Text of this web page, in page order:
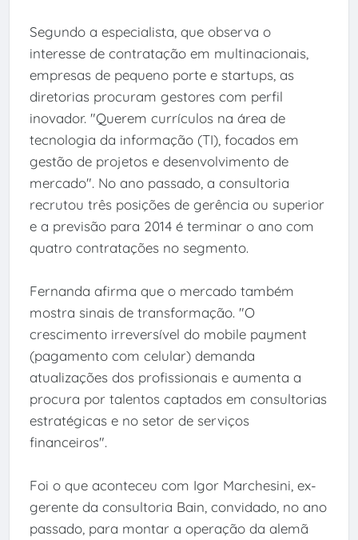
Segundo a especialista, que observa o
interesse de contratação em multinacionais,
empresas de pequeno porte e startups, as
diretorias procuram gestores com perfil
inovador. "Querem currículos na área de
tecnologia da informação (TI), focados em
gestão de projetos e desenvolvimento de
mercado". No ano passado, a consultoria
recrutou três posições de gerência ou superior
e a previsão para 2014 é terminar o ano com
quatro contratações no segmento.
Fernanda afirma que o mercado também
mostra sinais de transformação. "O
crescimento irreversível do mobile payment
(pagamento com celular) demanda
atualizações dos profissionais e aumenta a
procura por talentos captados em consultorias
estratégicas e no setor de serviços
financeiros".
Foi o que aconteceu com Igor Marchesini, ex-
gerente da consultoria Bain, convidado, no ano
passado, para montar a operação da alemã